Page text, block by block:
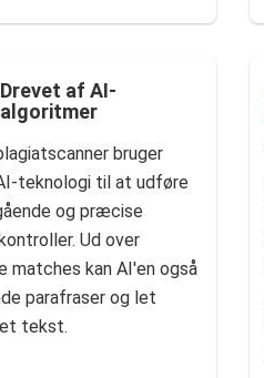
Drevet af AI-
algoritmer
bruger
teknologi til at udføre
og præcise
Ud over
matches kan AI'en også
parafraser og let
tekst.